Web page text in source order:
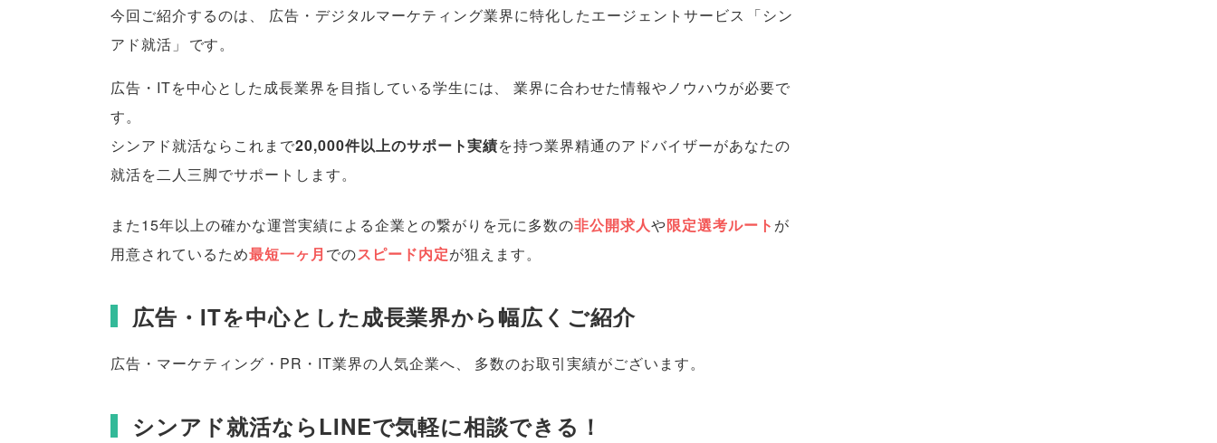
今回ご紹介するのは、 広告・デジタルマーケティング業界に特化したエージェントサービス 「シン
アド就活 」 です。
広告・ITを中心とした成長業界を目指している学生には、
業界に合わせた情報やノウハウが必要で
す。
シンアド就活ならこれまで20,000件以上のサポート実績を持つ業界精通のアドバイザーがあなたの
就活を二人三脚でサポートします。
また15年以上の確かな運営実績による企業との繋がりを元に多数の非公開求人や限定選考ルート が
用意されているため最短一ヶ月 でのスピード内定が狙えます。
広告・ITを中心とした成長業界から幅広くご紹介
広告・マーケティング・PR・IT業界の人気企業へ、 多数のお取引実績がございます。
シンアド就活ならLINEで気軽に相談できる！